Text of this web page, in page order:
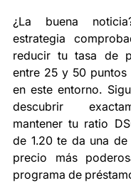
¿La buena
estrategia
reducir tu tasa de
entre 25 y 50
en este entorno.
descubrir
mantener tu ratio
de 1.20 te da una
precio más
programa de